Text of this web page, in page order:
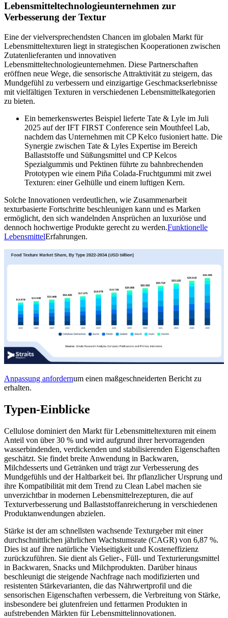
Lebensmitteltechnologieunternehmen zur
Verbesserung der Textur
Eine der vielversprechendsten Chancen im globalen Markt für
Lebensmitteltexturen liegt in strategischen Kooperationen zwischen
Zutatenlieferanten und innovativen
Lebensmitteltechnologieunternehmen. Diese Partnerschaften
eröffnen neue Wege, die sensorische Attraktivität zu steigern, das
Mundgefühl zu verbessern und einzigartige Geschmackserlebnisse
mit vielfältigen Texturen in verschiedenen Lebensmittelkategorien
zu bieten.
Ein bemerkenswertes Beispiel lieferte Tate & Lyle im Juli
2025 auf der IFT FIRST Conference sein Mouthfeel Lab,
nachdem das Unternehmen mit CP Kelco fusioniert hatte. Die
Synergie zwischen Tate & Lyles Expertise im Bereich
Ballaststoffe und Süßungsmittel und CP Kelcos
Spezialgummis und Pektinen führte zu bahnbrechenden
Prototypen wie einem Piña Colada-Fruchtgummi mit zwei
Texturen: einer Gelhülle und einem luftigen Kern.
Solche Innovationen verdeutlichen, wie Zusammenarbeit
texturbasierte Fortschritte beschleunigen kann und es Marken
ermöglicht, den sich wandelnden Ansprüchen an luxuriöse und
dennoch hochwertige Produkte gerecht zu werden.Funktionelle
LebensmittelErfahrungen.
Anpassung anfordernum einen maßgeschneiderten Bericht zu
erhalten.
Typen-Einblicke
Cellulose dominiert den Markt für Lebensmitteltexturen mit einem
Anteil von über 30 % und wird aufgrund ihrer hervorragenden
wasserbindenden, verdickenden und stabilisierenden Eigenschaften
geschätzt. Sie findet breite Anwendung in Backwaren,
Milchdesserts und Getränken und trägt zur Verbesserung des
Mundgefühls und der Haltbarkeit bei. Ihr pflanzlicher Ursprung und
ihre Kompatibilität mit dem Trend zu Clean Label machen sie
unverzichtbar in modernen Lebensmittelrezepturen, die auf
Texturverbesserung und Ballaststoffanreicherung in verschiedenen
Produktanwendungen abzielen.
Stärke ist der am schnellsten wachsende Texturgeber mit einer
durchschnittlichen jährlichen Wachstumsrate (CAGR) von 6,87 %.
Dies ist auf ihre natürliche Vielseitigkeit und Kosteneffizienz
zurückzuführen. Sie dient als Gelier-, Füll- und Texturierungsmittel
in Backwaren, Snacks und Milchprodukten. Darüber hinaus
beschleunigt die steigende Nachfrage nach modifizierten und
resistenten Stärkevarianten, die das Nährwertprofil und die
sensorischen Eigenschaften verbessern, die Verbreitung von Stärke,
insbesondere bei glutenfreien und fettarmen Produkten in
aufstrebenden Märkten für Lebensmittelinnovationen.